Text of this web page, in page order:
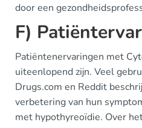
door een
F)
Patiëntenervaringen met
uiteenlopend zijn. Veel
Drugs.com en Reddit
verbetering van hun
met hypothyreoïdie. Over